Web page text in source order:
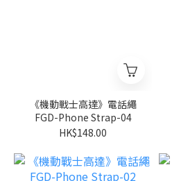
《機動戰士高達》電話繩
FGD-Phone Strap-04
HK$148.00